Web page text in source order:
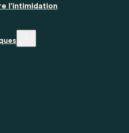
l'intimidation